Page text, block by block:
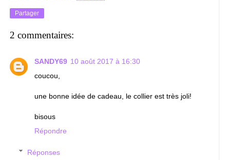
Partager
2 commentaires:
SANDY69 10 août 2017 à 16:30
coucou,
une bonne idée de cadeau, le collier est très joli!
bisous
Répondre
Réponses